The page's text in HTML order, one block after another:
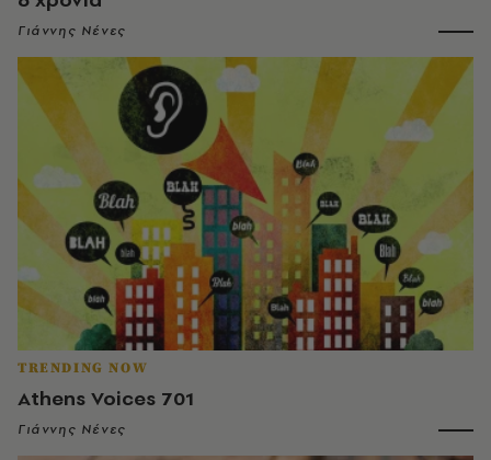
Γιάννης Νένες
TRENDING NOW
Athens Voices 701
Γιάννης Νένες